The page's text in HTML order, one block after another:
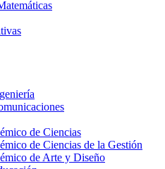
de Ciencias
de Ciencias de la Gestión
de Arte y Diseño